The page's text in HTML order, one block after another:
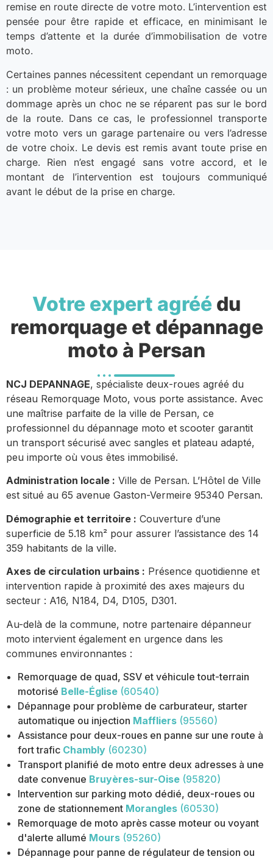
remise en route directe de votre moto. L’intervention est
pensée pour être rapide et efficace, en minimisant le
temps d’attente et la durée d’immobilisation de votre
moto.
Certaines pannes nécessitent cependant un remorquage
: un problème moteur sérieux, une chaîne cassée ou un
dommage après un choc ne se réparent pas sur le bord
de la route. Dans ce cas, le professionnel transporte
votre moto vers un garage partenaire ou vers l’adresse
de votre choix. Le devis est remis avant toute prise en
charge. Rien n’est engagé sans votre accord, et le
montant de l’intervention est toujours communiqué
avant le début de la prise en charge.
Votre expert agréé du
remorquage et dépannage
moto à Persan
NCJ DEPANNAGE, spécialiste deux-roues agréé du
réseau Remorquage Moto, vous porte assistance. Avec
une maîtrise parfaite de la ville de Persan, ce
professionnel du dépannage moto et scooter garantit
un transport sécurisé avec sangles et plateau adapté,
peu importe où vous êtes immobilisé.
Administration locale : Ville de Persan. L’Hôtel de Ville
est situé au 65 avenue Gaston-Vermeire 95340 Persan.
Démographie et territoire : Couverture d’une
superficie de 5.18 km² pour assurer l’assistance des 14
359 habitants de la ville.
Axes de circulation urbains : Présence quotidienne et
intervention rapide à proximité des axes majeurs du
secteur : A16, N184, D4, D105, D301.
Au-delà de la commune, notre partenaire dépanneur
moto intervient également en urgence dans les
communes environnantes :
Remorquage de quad, SSV et véhicule tout-terrain
motorisé Belle-Église (60540)
Dépannage pour problème de carburateur, starter
automatique ou injection Maffliers (95560)
Assistance pour deux-roues en panne sur une route à
fort trafic Chambly (60230)
Transport planifié de moto entre deux adresses à une
date convenue Bruyères-sur-Oise (95820)
Intervention sur parking moto dédié, deux-roues ou
zone de stationnement Morangles (60530)
Remorquage de moto après casse moteur ou voyant
d'alerte allumé Mours (95260)
Dépannage pour panne de régulateur de tension ou